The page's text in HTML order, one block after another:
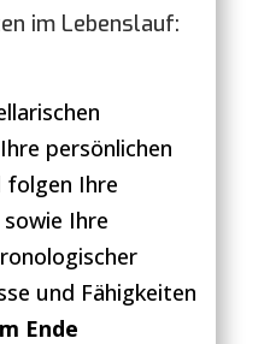
im Lebenslauf:
persönlichen
folgen Ihre
Ihre
und Fähigkeiten
Ende